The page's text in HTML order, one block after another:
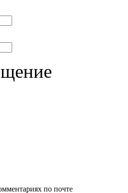
по почте